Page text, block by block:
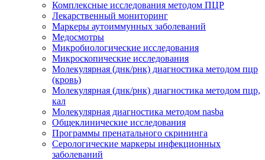
Комплексные исследования методом ПЦР
Лекарственный мониторинг
Маркеры аутоиммунных заболеваний
Медосмотры
Микробиологические исследования
Микроскопические исследования
Молекулярная (днк/рнк) диагностика методом пцр
(кровь)
Молекулярная (днк/рнк) диагностика методом пцр,
кал
Молекулярная диагностика методом nasba
Общеклинические исследования
Программы пренатального скрининга
Серологические маркеры инфекционных
заболеваний